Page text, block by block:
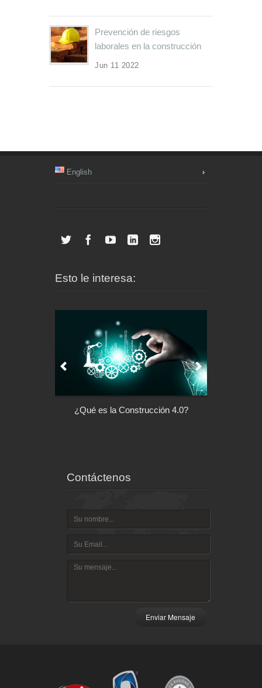
Prevención de riesgos
laborales en la construcción
Jun 11 2022
English
Esto le interesa:
¿Qué es la Construcción 4.0?
Contáctenos
Enviar Mensaje